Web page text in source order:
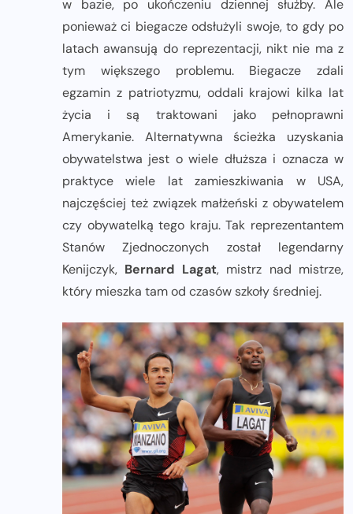
w bazie, po ukończeniu dziennej służby. Ale
ponieważ ci biegacze odsłużyli swoje, to gdy po
latach awansują do reprezentacji, nikt nie ma z
tym większego problemu. Biegacze zdali
egzamin z patriotyzmu, oddali krajowi kilka lat
życia i są traktowani jako pełnoprawni
Amerykanie. Alternatywna ścieżka uzyskania
obywatelstwa jest o wiele dłuższa i oznacza w
praktyce wiele lat zamieszkiwania w USA,
najczęściej też związek małżeński z obywatelem
czy obywatelką tego kraju. Tak reprezentantem
Stanów Zjednoczonych został legendarny
Kenijczyk, Bernard Lagat, mistrz nad mistrze,
który mieszka tam od czasów szkoły średniej.